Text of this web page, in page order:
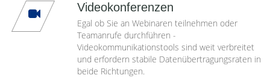
Videokonferenzen
Egal ob Sie an Webinaren teilnehmen oder
Teamanrufe durchführen -
Videokommunikationstools sind weit verbreitet
und erfordern stabile Datenübertragungsraten in
beide Richtungen.